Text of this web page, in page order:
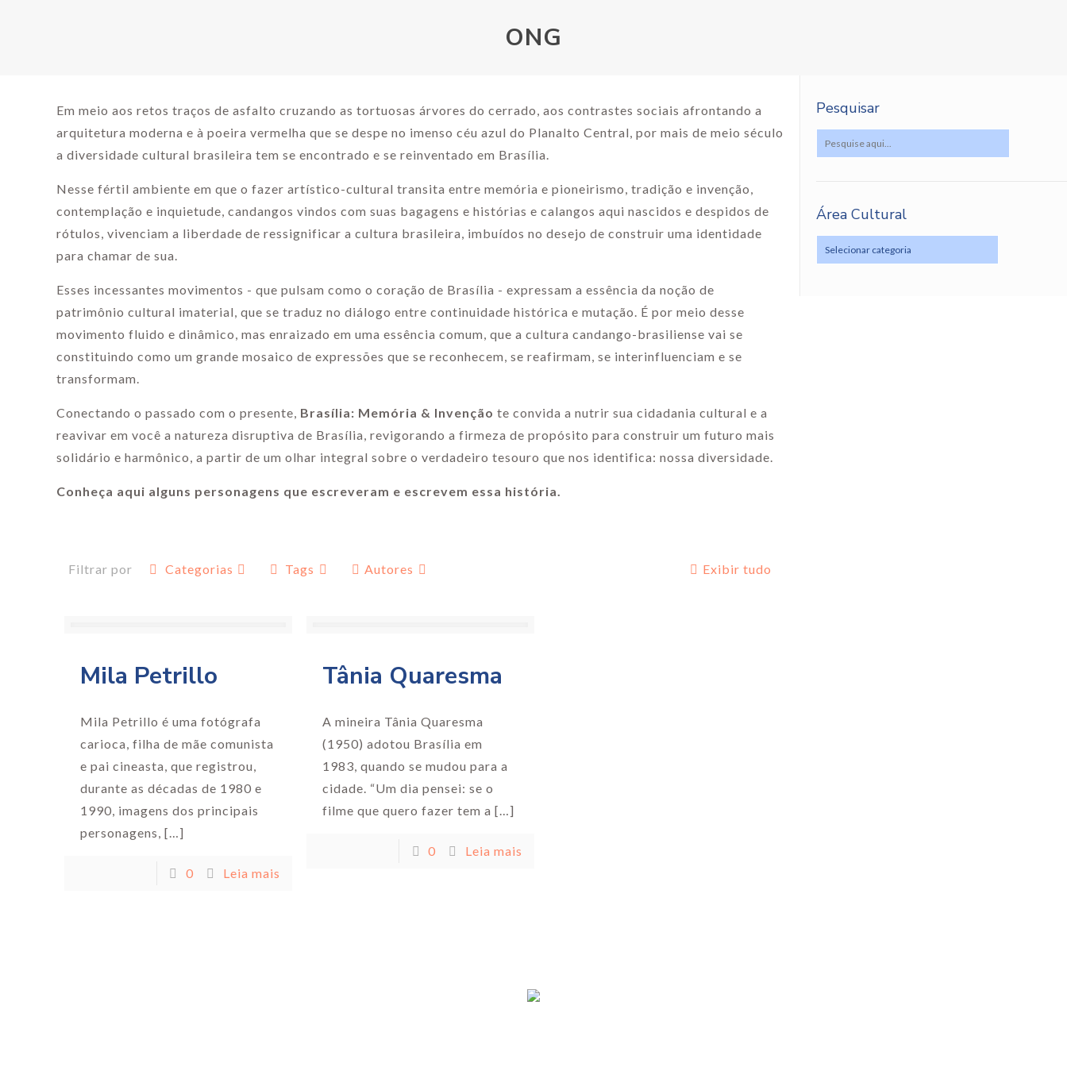
ONG
Em meio aos retos traços de asfalto cruzando as tortuosas árvores do cerrado, aos contrastes sociais afrontando a
arquitetura moderna e à poeira vermelha que se despe no imenso céu azul do Planalto Central, por mais de meio século
a diversidade cultural brasileira tem se encontrado e se reinventado em Brasília.
Nesse fértil ambiente em que o fazer artístico-cultural transita entre memória e pioneirismo, tradição e invenção,
contemplação e inquietude, candangos vindos com suas bagagens e histórias e calangos aqui nascidos e despidos de
rótulos, vivenciam a liberdade de ressignificar a cultura brasileira, imbuídos no desejo de construir uma identidade
para chamar de sua.
Esses incessantes movimentos - que pulsam como o coração de Brasília - expressam a essência da noção de
patrimônio cultural imaterial, que se traduz no diálogo entre continuidade histórica e mutação. É por meio desse
movimento fluido e dinâmico, mas enraizado em uma essência comum, que a cultura candango-brasiliense vai se
constituindo como um grande mosaico de expressões que se reconhecem, se reafirmam, se interinfluenciam e se
transformam.
Conectando o passado com o presente, Brasília: Memória & Invenção te convida a nutrir sua cidadania cultural e a
reavivar em você a natureza disruptiva de Brasília, revigorando a firmeza de propósito para construir um futuro mais
solidário e harmônico, a partir de um olhar integral sobre o verdadeiro tesouro que nos identifica: nossa diversidade.
Conheça aqui alguns personagens que escreveram e escrevem essa história.
Filtrar por Categorias Tags Autores Exibir tudo
Mila Petrillo
Mila Petrillo é uma fotógrafa
carioca, filha de mãe comunista
e pai cineasta, que registrou,
durante as décadas de 1980 e
1990, imagens dos principais
personagens, […]
0 Leia mais
Tânia Quaresma
A mineira Tânia Quaresma
(1950) adotou Brasília em
1983, quando se mudou para a
cidade. “Um dia pensei: se o
filme que quero fazer tem a […]
0 Leia mais
Pesquisar
Área Cultural